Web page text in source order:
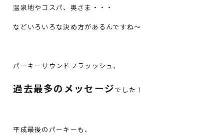
温泉地やコスパ、奥さま・・・
などいろいろな決め方があるんですね～
パーキーサウンドフラッッシュ、
過去最多のメッセージでした！
平成最後のパーキーも、